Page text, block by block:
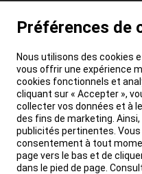
Préférences de
Nous utilisons des cookies
vous offrir une expérience
cookies fonctionnels et
cliquant sur « Accepter »,
collecter vos données et à
des fins de marketing.
publicités pertinentes.
consentement à tout
page vers le bas et de
dans le pied de page.